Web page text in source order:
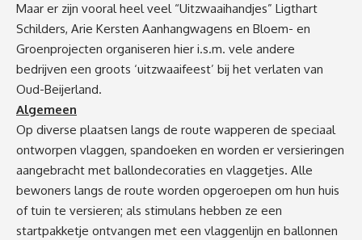
Maar er zijn vooral heel veel “Uitzwaaihandjes” Ligthart
Schilders, Arie Kersten Aanhangwagens en Bloem- en
Groenprojecten organiseren hier i.s.m. vele andere
bedrijven een groots ‘uitzwaaifeest’ bij het verlaten van
Oud-Beijerland.
Algemeen
Op diverse plaatsen langs de route wapperen de speciaal
ontworpen vlaggen, spandoeken en worden er versieringen
aangebracht met ballondecoraties en vlaggetjes. Alle
bewoners langs de route worden opgeroepen om hun huis
of tuin te versieren; als stimulans hebben ze een
startpakketje ontvangen met een vlaggenlijn en ballonnen